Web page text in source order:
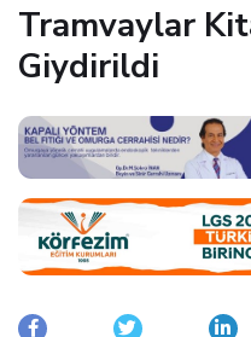
Tramvaylar
Giydirildi